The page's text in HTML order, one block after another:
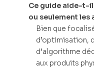
Ce guide aide-t-il
ou seulement les
Bien que
d’optimisation,
d’algorithme
aux produits